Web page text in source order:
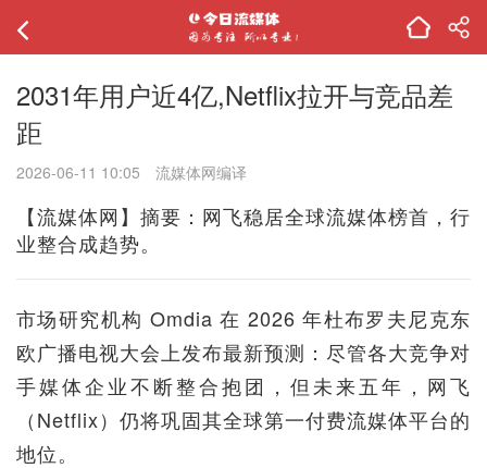
2031年用户近4亿,Netflix拉开与竞品差
距
2026-06-11 10:05 流媒体网编译
【流媒体网】摘要：网飞稳居全球流媒体榜首，行
业整合成趋势。
市场研究机构 Omdia 在 2026 年杜布罗夫尼克东
欧广播电视大会上发布最新预测：尽管各大竞争对
手媒体企业不断整合抱团，但未来五年，网飞
（Netflix）仍将巩固其全球第一付费流媒体平台的
地位。